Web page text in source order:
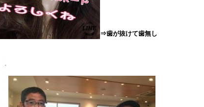
⇒歯が抜けて歯無し